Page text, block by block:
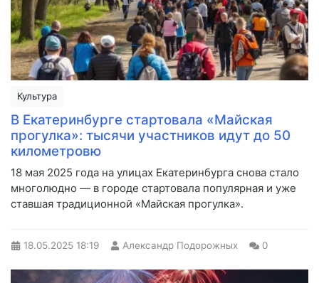
Культура
В Екатеринбурге стартовала «Майская
прогулка»: тысячи участников идут до 50
километровю
18 мая 2025 года на улицах Екатеринбурга снова стало
многолюдно — в городе стартовала популярная и уже
ставшая традиционной «Майская прогулка».
18.05.2025 18:19 Александр Подорожных 0